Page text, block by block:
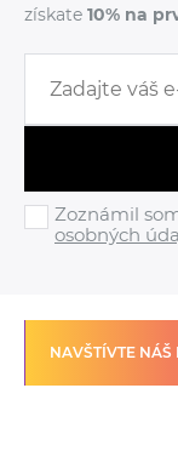
získate 10% na
Zoznámil
osobných
NAVŠTÍVTE NÁŠ